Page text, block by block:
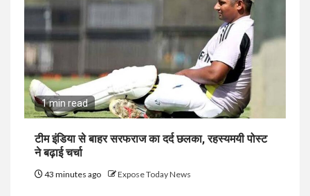
1 min read
टीम इंडिया से बाहर सरफराज का दर्द छलका, रहस्यमयी पोस्ट
ने बढ़ाई चर्चा
43 minutes ago Expose Today News